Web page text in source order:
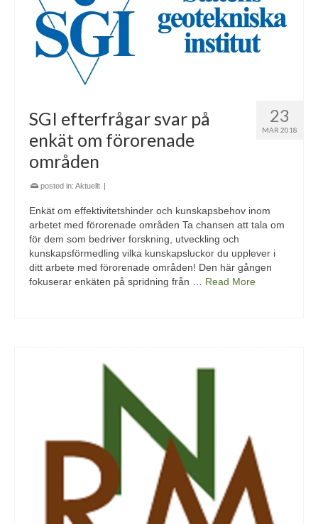
23
MAR 2018
SGI efterfrågar svar på
enkät om förorenade
områden
posted in: Aktuellt |
Enkät om effektivitetshinder och kunskapsbehov inom
arbetet med förorenade områden Ta chansen att tala om
för dem som bedriver forskning, utveckling och
kunskapsförmedling vilka kunskapsluckor du upplever i
ditt arbete med förorenade områden! Den här gången
fokuserar enkäten på spridning från … Read More